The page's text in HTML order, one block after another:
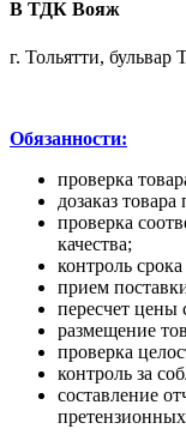
В ТДК Вояж
г. Тольятти, бульвар
Обязанности:
проверка
дозаказ
проверка
качества;
контроль
прием
пересчет цены
размещение
проверка
контроль за
составление